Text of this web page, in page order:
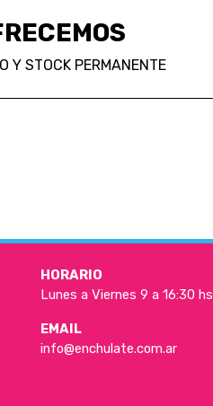
Y STOCK PERMANENTE
HORARIO
Lunes a Viernes 9 a 16:30 hs
EMAIL
info@enchulate.com.ar